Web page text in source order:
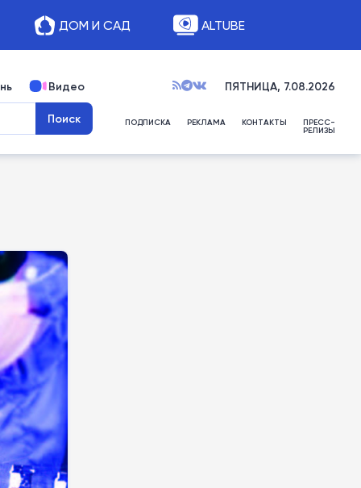
ДОМ И САД ALTUBE
Видео ПЯТНИЦА, 7.08.2026
ПОДПИСКА РЕКЛАМА КОНТАКТЫ ПРЕСС-
РЕЛИЗЫ